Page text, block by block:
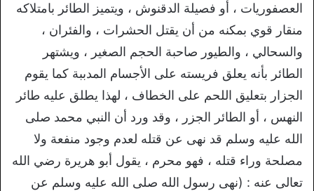
العصفوريات ، أو فصيلة الدقنوش ، ويتميز الطائر بامتلاكه
منقار قوي بمكنه من أن يقتل الحشرات ، والفئران ،
والسحالي ، والطيور صاحبة الحجم الصغير ، ويشتهر
الطائر بأنه يعلق فريسته على الأجسام المدببة كما يقوم
الجزار بتعليق اللحم على الخطاف ، لهذا يطلق عليه طائر
النهس ، أو الطائر الجزر ، وقد ورد أن النبي محمد صلى
الله عليه وسلم قد نهى عن قتله لعدم وجود منفعة ولا
مصلحة وراء قتله ، فهو محرم ، يقول أبو هريرة رضي الله
تعالى عنه : (نهى رسول الله صلى الله عليه وسلم عن